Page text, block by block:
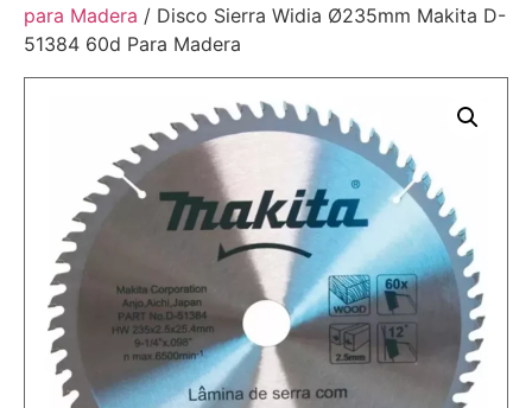
para Madera / Disco Sierra Widia Ø235mm Makita D-
51384 60d Para Madera